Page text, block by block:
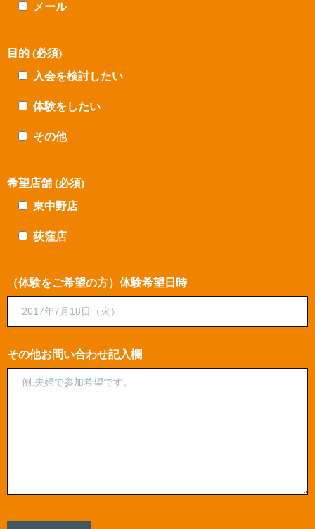
メール
目的 (必須)
入会を検討したい
体験をしたい
その他
希望店舗 (必須)
東中野店
荻窪店
（体験をご希望の方）体験希望日時
その他お問い合わせ記入欄